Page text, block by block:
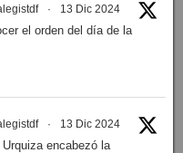
· 13 Dic 2024
el orden del día de la
· 13 Dic 2024
Urquiza encabezó la